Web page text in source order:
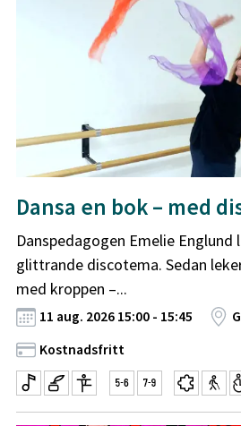
Dansa en bok – med
Danspedagogen Emelie Englund
glittrande discotema. Sedan
med kroppen –...
11 aug. 2026 15:00 - 15:45
Kostnadsfritt